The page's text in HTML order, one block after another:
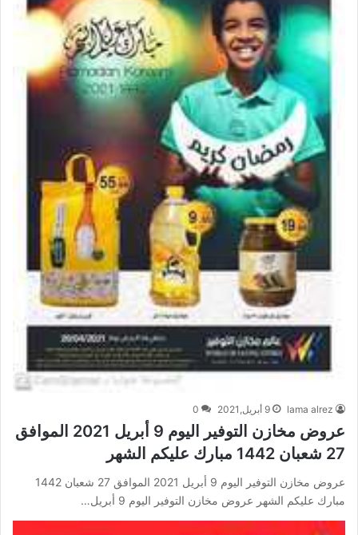
lama alrez 9 أبريل,2021 0
عروض مخازن التوفير اليوم 9 أبريل 2021 الموافق
27 شعبان 1442 مبارك عليكم الشهر
عروض مخازن التوفير اليوم 9 أبريل 2021 الموافق 27 شعبان 1442
مبارك عليكم الشهر عروض مخازن التوفير اليوم 9 أبريل…